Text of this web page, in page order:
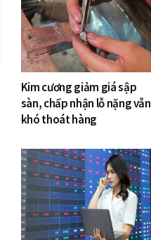
Kim cương giảm giá sập
sàn, chấp nhận lỗ nặng vẫn
khó thoát hàng